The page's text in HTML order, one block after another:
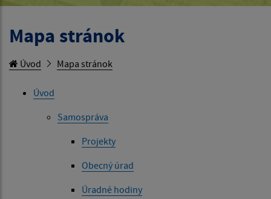
Mapa stránok
Úvod Mapa stránok
Úvod
Samospráva
Projekty
Obecný úrad
Úradné hodiny